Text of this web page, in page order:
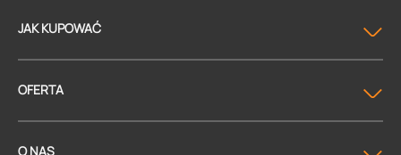
JAK KUPOWAĆ
OFERTA
O NAS